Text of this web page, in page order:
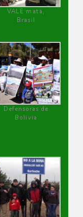
VALE mata,
Brasil
Defensoras de
Bolivia